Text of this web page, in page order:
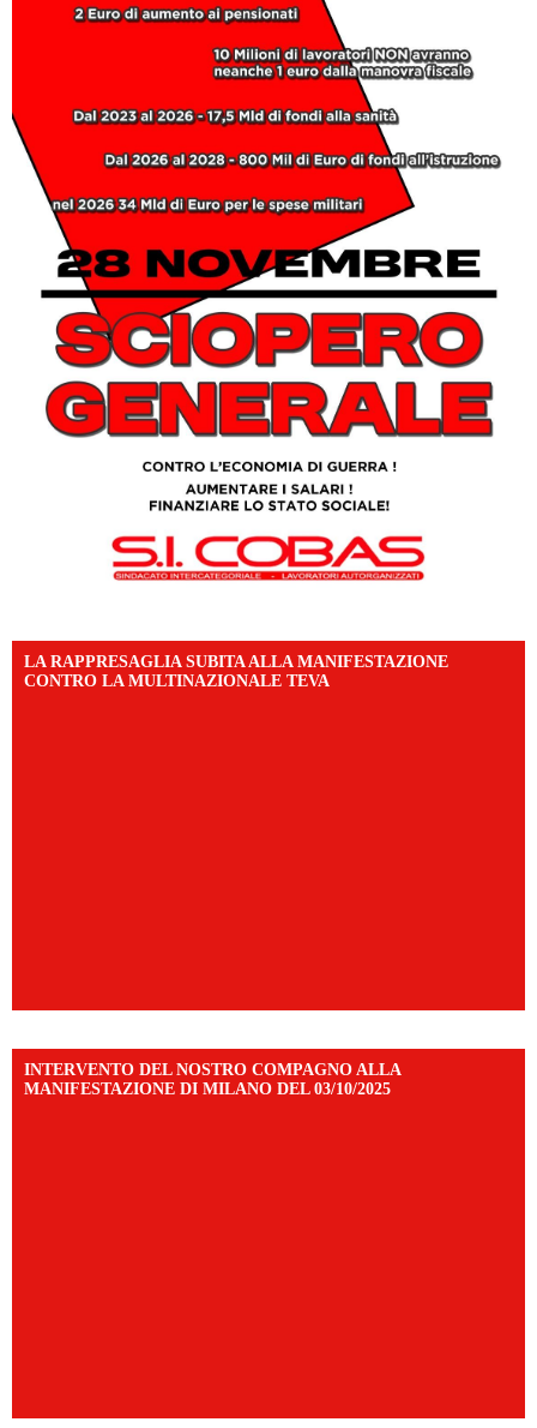
LA RAPPRESAGLIA SUBITA ALLA MANIFESTAZIONE
CONTRO LA MULTINAZIONALE TEVA
INTERVENTO DEL NOSTRO COMPAGNO ALLA
MANIFESTAZIONE DI MILANO DEL 03/10/2025